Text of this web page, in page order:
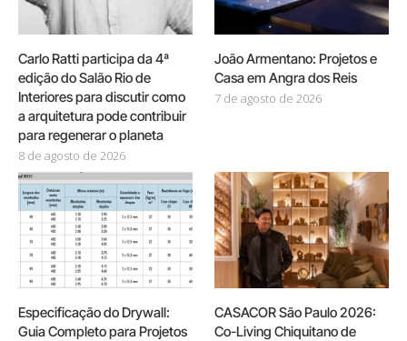
Carlo Ratti participa da 4ª
edição do Salão Rio de
Interiores para discutir como
a arquitetura pode contribuir
para regenerar o planeta
8 de agosto de 2026
João Armentano: Projetos e
Casa em Angra dos Reis
7 de agosto de 2026
Especificação do Drywall:
Guia Completo para Projetos
CASACOR São Paulo 2026:
Co-Living Chiquitano de